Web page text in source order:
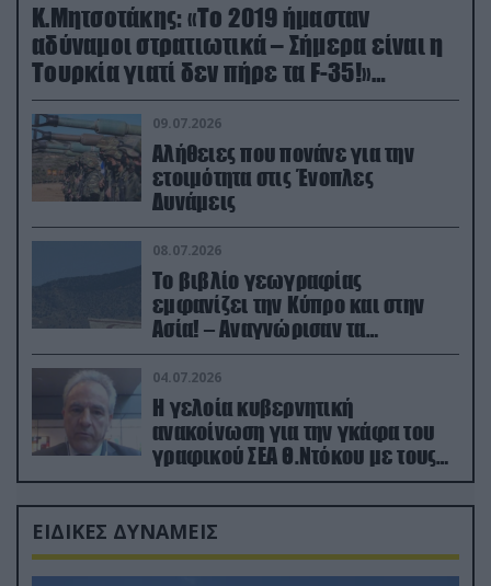
Κ.Μητσοτάκης: «Το 2019 ήμασταν
αδύναμοι στρατιωτικά – Σήμερα είναι η
Τουρκία γιατί δεν πήρε τα F-35!»
(βίντεο)
09.07.2026
Αλήθειες που πονάνε για την
ετοιμότητα στις Ένοπλες
Δυνάμεις
08.07.2026
Το βιβλίο γεωγραφίας
εμφανίζει την Κύπρο και στην
Ασία! – Αναγνώρισαν τα
κατεχόμενα; (φωτο)
04.07.2026
Η γελοία κυβερνητική
ανακοίνωση για την γκάφα του
γραφικού ΣΕΑ Θ.Ντόκου με τους
Ρώσους φαρσέρ
ΕΙΔΙΚΕΣ ΔΥΝΑΜΕΙΣ